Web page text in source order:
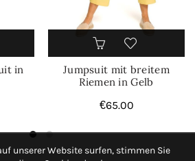
in
Jumpsuit mit breitem
Riemen in Gelb
€65.00
unserer Website surfen, stimmen Sie